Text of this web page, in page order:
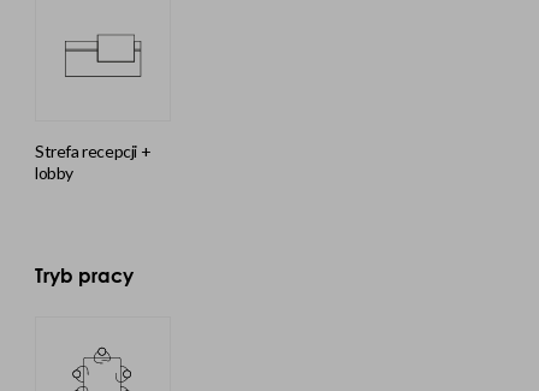
strefa recepcji +
lobby
Tryb pracy